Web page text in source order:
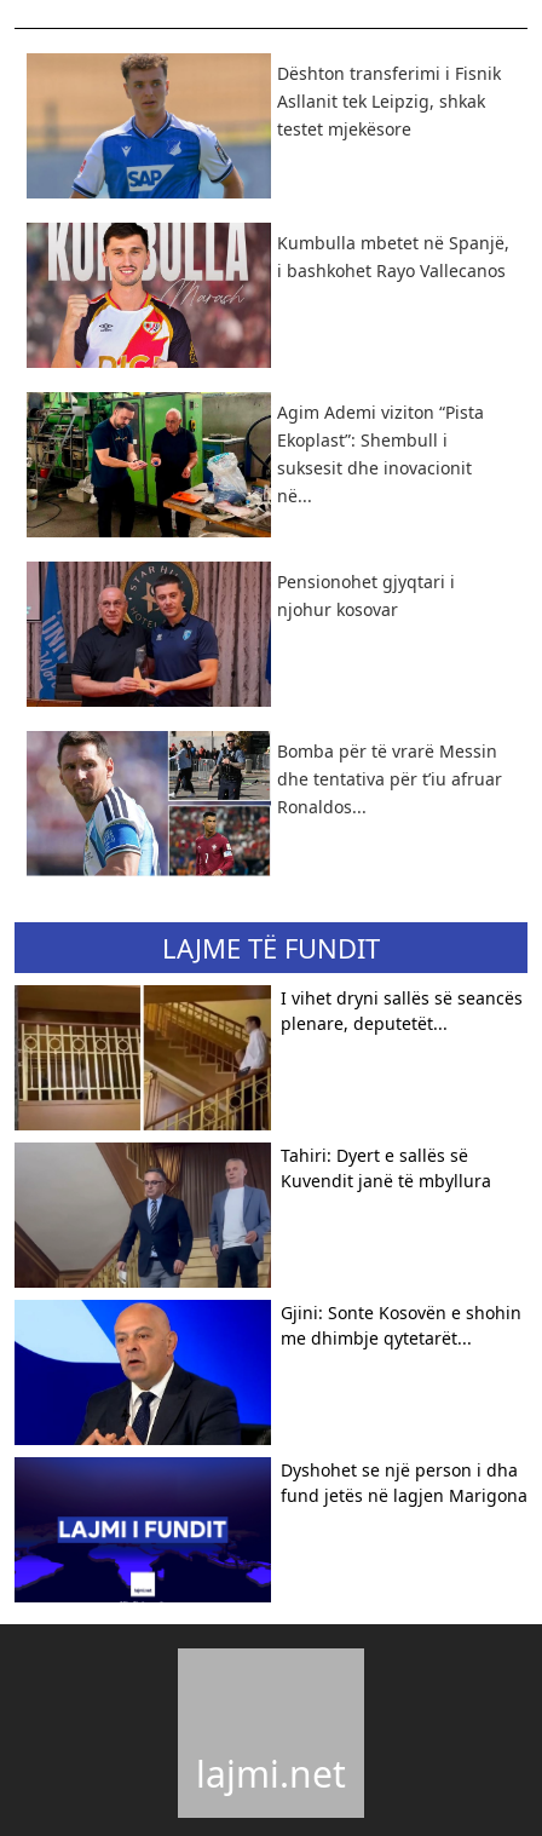
Dështon transferimi i Fisnik
Asllanit tek Leipzig, shkak
testet mjekësore
Kumbulla mbetet në Spanjë,
i bashkohet Rayo Vallecanos
Agim Ademi viziton “Pista
Ekoplast”: Shembull i
suksesit dhe inovacionit
në...
Pensionohet gjyqtari i
njohur kosovar
Bomba për të vrarë Messin
dhe tentativa për t’iu afruar
Ronaldos...
LAJME TË FUNDIT
I vihet dryni sallës së seancës
plenare, deputetët...
Tahiri: Dyert e sallës së
Kuvendit janë të mbyllura
Gjini: Sonte Kosovën e shohin
me dhimbje qytetarët...
Dyshohet se një person i dha
fund jetës në lagjen Marigona
lajmi.net